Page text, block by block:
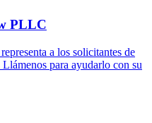
PLLC
a los solicitantes de
para ayudarlo con su